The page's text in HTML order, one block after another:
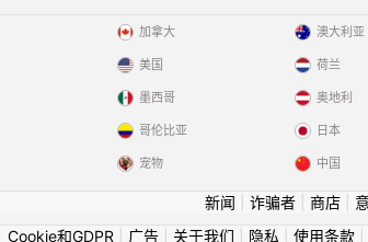
加拿大
美国
墨西哥
哥伦比亚
宠物
澳大利亚
荷兰
奥地利
日本
中国
新闻 诈骗者| 商店|
Cookie和GDPR
广告 关于我们 隐私 使用条款